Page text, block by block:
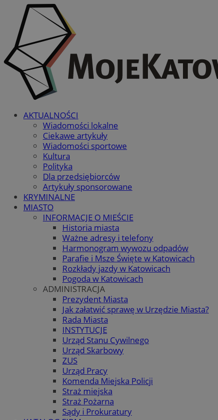
AKTUALNOŚCI
Wiadomości lokalne
Ciekawe artykuły
Wiadomości sportowe
Kultura
Polityka
Dla przedsiębiorców
Artykuły sponsorowane
KRYMINALNE
MIASTO
INFORMACJE O MIEŚCIE
Historia miasta
Ważne adresy i telefony
Harmonogram wywozu odpadów
Parafie i Msze Święte w Katowicach
Rozkłady jazdy w Katowicach
Pogoda w Katowicach
ADMINISTRACJA
Prezydent Miasta
Jak załatwić sprawę w Urzędzie Miasta?
Rada Miasta
INSTYTUCJE
Urząd Stanu Cywilnego
Urząd Skarbowy
ZUS
Urząd Pracy
Komenda Miejska Policji
Straż miejska
Straż Pożarna
Sądy i Prokuratury